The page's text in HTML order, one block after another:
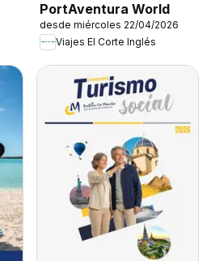
PortAventura World
desde miércoles 22/04/2026
Viajes El Corte Inglés